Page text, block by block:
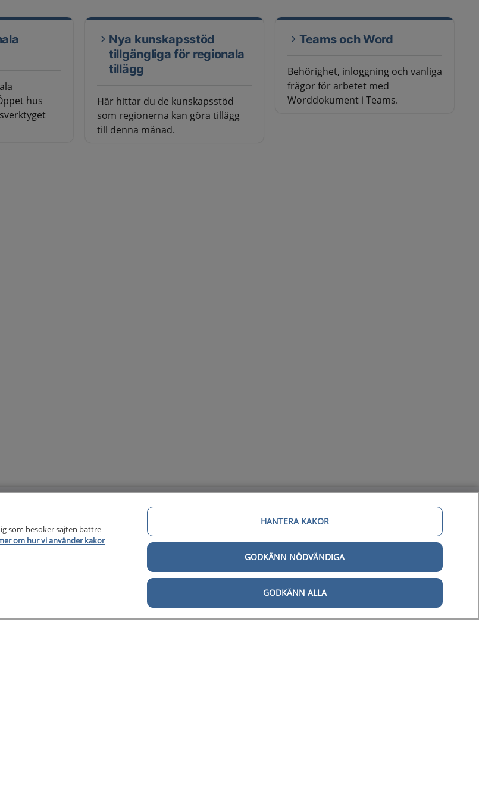
hus
Nya kunskapsstöd
tillgängliga för regionala
tillägg
Här hittar du de kunskapsstöd
som regionerna kan göra tillägg
till denna månad.
Teams och Word
Behörighet, inloggning och vanliga
frågor för arbetet med
Worddokument i Teams.
för vårdpersonal Digital tillgänglighet
Behandling av personuppgifter
Hantering av kakor
som besöker sajten bättre
om hur vi använder kakor
HANTERA KAKOR
GODKÄNN NÖDVÄNDIGA
GODKÄNN ALLA